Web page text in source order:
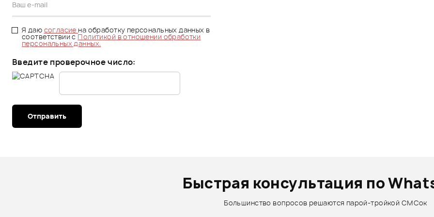
Я даю согласие на обработку персональных данных в
соответствии сПолитикой в отношении обработки
персональных данных.
Введите проверочное число:
Отправить
Быстрая консультация по
Большинство вопросов решаются парой-тройкой СМСок